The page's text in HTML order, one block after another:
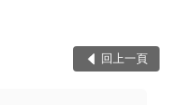
回上一頁